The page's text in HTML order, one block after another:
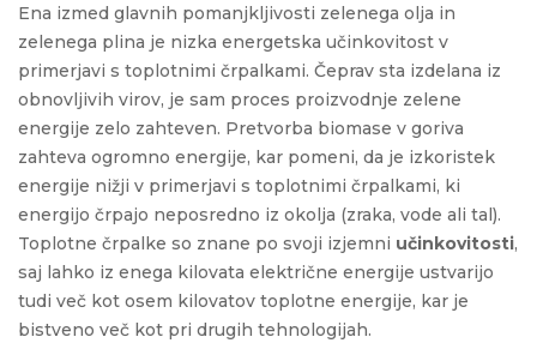
Ena izmed glavnih pomanjkljivosti zelenega olja in
zelenega plina je nizka energetska učinkovitost v
primerjavi s toplotnimi črpalkami. Čeprav sta izdelana iz
obnovljivih virov, je sam proces proizvodnje zelene
energije zelo zahteven. Pretvorba biomase v goriva
zahteva ogromno energije, kar pomeni, da je izkoristek
energije nižji v primerjavi s toplotnimi črpalkami, ki
energijo črpajo neposredno iz okolja (zraka, vode ali tal).
Toplotne črpalke so znane po svoji izjemni učinkovitosti,
saj lahko iz enega kilovata električne energije ustvarijo
tudi več kot osem kilovatov toplotne energije, kar je
bistveno več kot pri drugih tehnologijah.